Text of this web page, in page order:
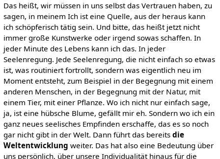
Das heißt, wir müssen in uns selbst das Vertrauen haben, zu
sagen, in meinem Ich ist eine Quelle, aus der heraus kann
ich schöpferisch tätig sein. Und bitte, das heißt jetzt nicht
immer große Kunstwerke oder irgend sowas schaffen. In
jeder Minute des Lebens kann ich das. In jeder
Seelenregung. Jede Seelenregung, die nicht einfach so etwas
ist, was routiniert fortrollt, sondern was eigentlich neu im
Moment entsteht, zum Beispiel in der Begegnung mit einem
anderen Menschen, in der Begegnung mit der Natur, mit
einem Tier, mit einer Pflanze. Wo ich nicht nur einfach sage,
ja, ist eine hübsche Blume, gefällt mir eh. Sondern wo ich ein
ganz neues seelisches Empfinden erschaffe, das es so noch
gar nicht gibt in der Welt. Dann führt das bereits die
Weltentwicklung weiter. Das hat also eine Bedeutung über
uns persönlich, über unsere Individualität hinaus für die